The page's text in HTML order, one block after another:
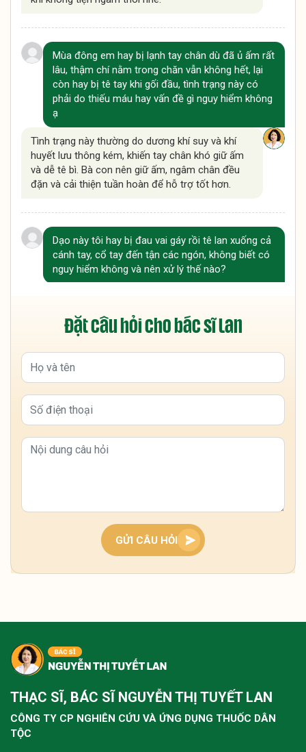
Mùa đông em hay bị lạnh tay chân dù đã ủ ấm rất
lâu, thậm chí nằm trong chăn vẫn không hết, lại
còn hay bị tê tay khi gối đầu, tình trạng này có
phải do thiếu máu hay vấn đề gì nguy hiểm không
ạ
Tình trạng này thường do dương khí suy và khí
huyết lưu thông kém, khiến tay chân khó giữ ấm
và dễ tê bì. Bà con nên giữ ấm, ngâm chân đều
đặn và cải thiện tuần hoàn để hỗ trợ tốt hơn.
Dạo này tôi hay bị đau vai gáy rồi tê lan xuống cả
cánh tay, cổ tay đến tận các ngón, không biết có
nguy hiểm không và nên xử lý thế nào?
con nên kết hợp vận động, giữ ấm và ngâm chân
nặng, nên đi thăm khám sớm để kiểm tra chính
xác nguyên nhân.
Dạo gần đây tôi hay bị tê bì hai bàn tay vào ban
đêm, có lúc tê đến mất cảm giác, không biết có
phải do thiếu máu hay bệnh gì nguy hiểm không
quan đến khí huyết lưu thông kém hoặc chèn ép
dây thần kinh, bà con nên giữ ấm, xoa bóp nhẹ và
theo dõi thêm. Nếu kéo dài, nên thăm khám sớm
để xác định nguyên nhân và điều chỉnh kịp thời.
nhẹ, nhất là ban đêm rất khó chịu thì có cách nào
Tình trạng tê buốt tay lâu năm thường do khí
con nên kết hợp giữ ấm, vận động nhẹ và dưỡng
sinh như ngâm chân để cải thiện từ gốc. Nếu kéo
dài không giảm, nên thăm khám sớm để xử lý
Đặt câu hỏi cho bác sĩ Lan
GỬI CÂU HỎI
THẠC SĨ, BÁC SĨ NGUYỄN THỊ TUYẾT LAN
CÔNG TY CP NGHIÊN CỨU VÀ ỨNG DỤNG THUỐC DÂN
TỘC